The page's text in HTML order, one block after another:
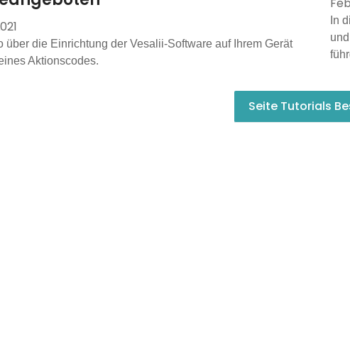
über die Einrichtung der Vesalii-Software auf Ihrem Gerät
Aktionscodes.
In
Seite Tutorials